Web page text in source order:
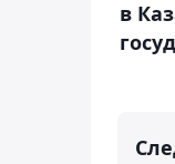
в